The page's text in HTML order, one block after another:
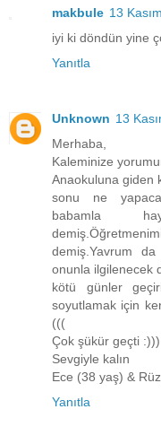
makbule 13
iyi ki döndün yine
Yanıtla
Unknown 13
Merhaba,
Kaleminize
Anaokuluna giden
sonu ne
babamla
demiş.Yavrum
onunla ilgilenecek
kötü günler
soyutlamak için
(((
Çok şükür geçti :)))
Sevgiyle kalın
Ece (38 yaş) &
Yanıtla